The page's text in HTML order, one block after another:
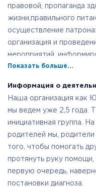
правовой, пропаганда
жизни,правильного
осуществление
организация и
мероприятий,
информационное
вызванных СД и другие
закрепленные в уставе.
Показать больше...
Информация о
Наша организация как
мы ведем уже 2,5 года.
инициативная группа.
родителей мы,
того, чтобы помогать
протянуть руку помощи,
первую очередь,
постановки диагноза.